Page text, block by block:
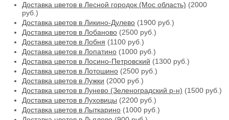
Доставка цветов в Лесной городок (Мос область) (2000
руб.)
Доставка цветов в Ликино-Дулево (1900 руб.)
Доставка цветов в Лобаново (2500 руб.)
Доставка цветов в Лобня (1100 руб.)
Доставка цветов в Лопатино (1000 руб.)
Доставка цветов в Лосино-Петровский (1300 руб.)
Доставка цветов в Лотошино (2500 руб.)
Доставка цветов в Лужки (2000 руб.)
Доставка цветов в Лунево (Зеленоградский р-н) (1500 руб.)
Доставка цветов в Луховицы (2200 руб.)
Доставка цветов в Лыткарино (1000 руб.)